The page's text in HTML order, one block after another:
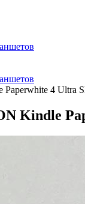
4 Ultra
Kindle